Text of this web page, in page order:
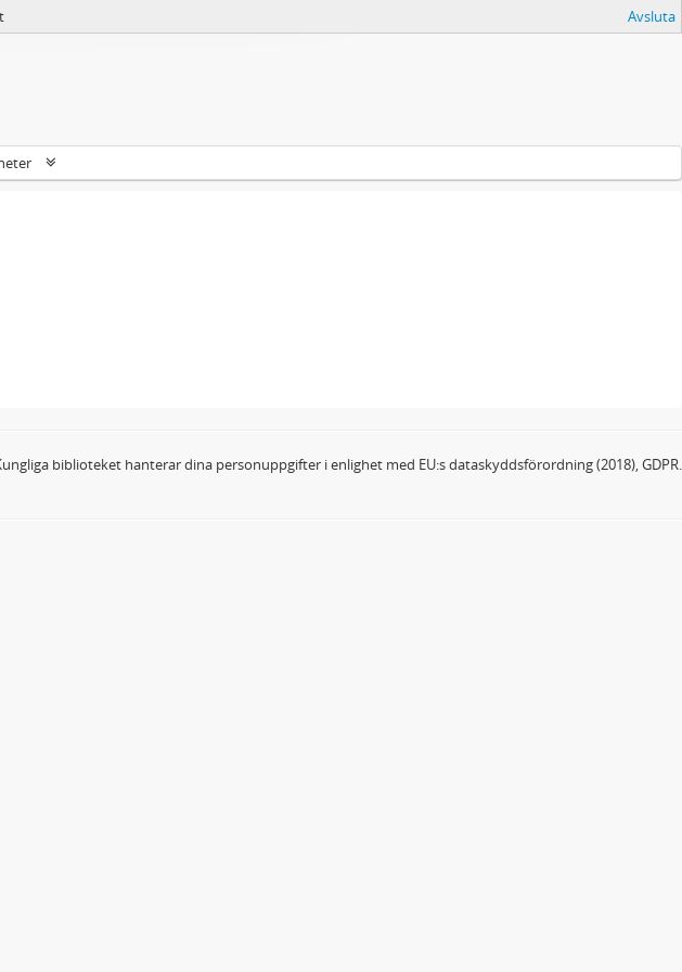
Avsluta
biblioteket hanterar dina personuppgifter i enlighet med EU:s dataskyddsförordning (2018), GDPR.